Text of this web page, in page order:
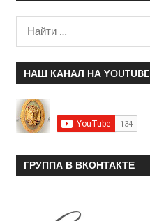
НАШ КАНАЛ НА YOUTUBE
ГРУППА В ВКОНТАКТЕ